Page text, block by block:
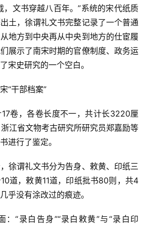
文书穿越八百年。”系统的宋代纸质
土，徐谓礼文书完整记录了一个普通
地方到中央再从中央到地方的仕宦履
展示了南宋时期的官僚制度、政务运
宋史研究的一个空白。
干部档案”
卷，各卷长度不一，共计长3220厘
江省文物考古研究所研究员郑嘉励等
进行了鉴定。
谓礼文书分为告身、敕黄、印纸三
道，敕黄11道，印纸批书80则，共4
乎没有涂改过的痕迹。
“录白告身”“录白敕黄”与“录白印